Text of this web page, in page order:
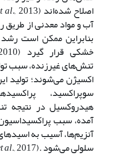
اصلاح شده‌اند (Ghanbari al.,
آب و مواد معدنی از
بنابراین ممکن است رشد
خشکی قرار گیرد (Abd Allah
تنش‌های غیرزنده، سبب
اکسیژن می‌شوند؛ تولید
سوپراکسید،
هیدروکسیل در نتیجه
آمده، سبب
آنزیم‌ها، آسیب به
سلولی می‌شود .(Masood al., 2017)